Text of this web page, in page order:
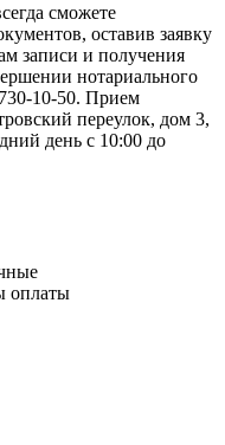
сможете
оставив заявку
записи и получения
нотариального
10-50. Прием
переулок, дом 3,
день с 10:00 до
оплаты